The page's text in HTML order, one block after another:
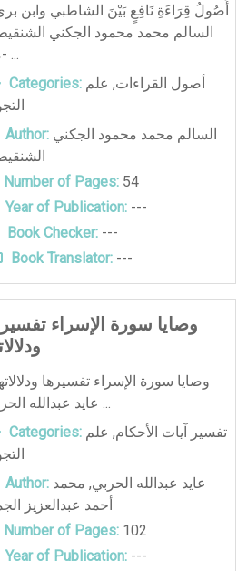
أُصُولُ قِرَاءَةِ نَافِعٍ بَيْنَ الشاطبي وابن
السالم محمد محمود الجكني
-مج ...
Categories:
أصول القراءات, علم
Author: السالم محمد محمود الجكني
Number of Pages:54
Year of Publication:---
Book Checker:---
Book Translator:---
وصايا سورة الإسراء
وصايا سورة الإسراء تفسيرها
عايد عبدالله الحربي ...
Categories:
تفسير آيات الأحكام, علم
Author:
عايد عبدالله الحربي, محمد
أحمد عبدالعزيز
Number of Pages:102
Year of Publication:---